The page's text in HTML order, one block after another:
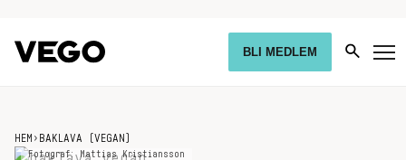
BLI MEDLEM
HEM › BAKLAVA (VEGAN)
Fotograf: Mattias Kristiansson